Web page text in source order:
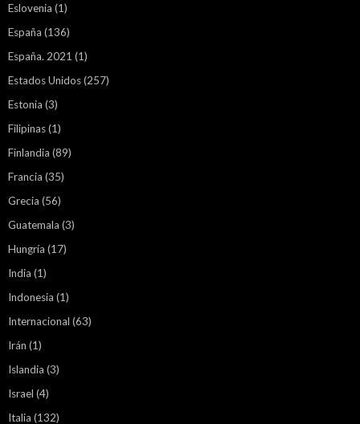
Eslovenia (1)
España (136)
España. 2021 (1)
Estados Unidos(257)
Estonia (3)
Filipinas(1)
Finlandia (89)
Francia (35)
Grecia (56)
Guatemala (3)
Hungría (17)
India (1)
Indonesia (1)
Internacional (63)
Irán (1)
Islandia (3)
Israel (4)
Italia (132)